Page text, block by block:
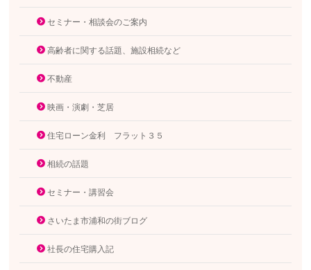
セミナー・相談会のご案内
高齢者に関する話題、施設相続など
不動産
映画・演劇・芝居
住宅ローン金利 フラット３５
相続の話題
セミナー・講習会
さいたま市浦和の街ブログ
社長の住宅購入記